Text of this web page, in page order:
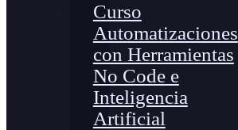
Curso
Automatizaciones
con Herramientas
No Code e
Inteligencia
Artificial